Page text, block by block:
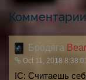
Бродяга
Oct 11, 2018
IC: Считаешь